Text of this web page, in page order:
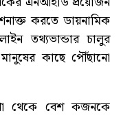
করতে ডায়নামিক
তথ্যভান্ডার চালুর
কাছে পৌঁছানো
থেকে বেশ কজনকে